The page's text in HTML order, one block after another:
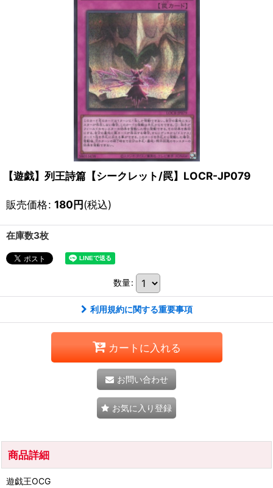
【遊戯】列王詩篇【シークレット/罠】LOCR-JP079
販売価格: 180円(税込)
在庫数3枚
数量:
利用規約に関する重要事項
カートに入れる
お問い合わせ
お気に入り登録
商品詳細
遊戯王OCG